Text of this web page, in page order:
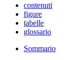
contenuti
figure
tabelle
glossario
Sommario